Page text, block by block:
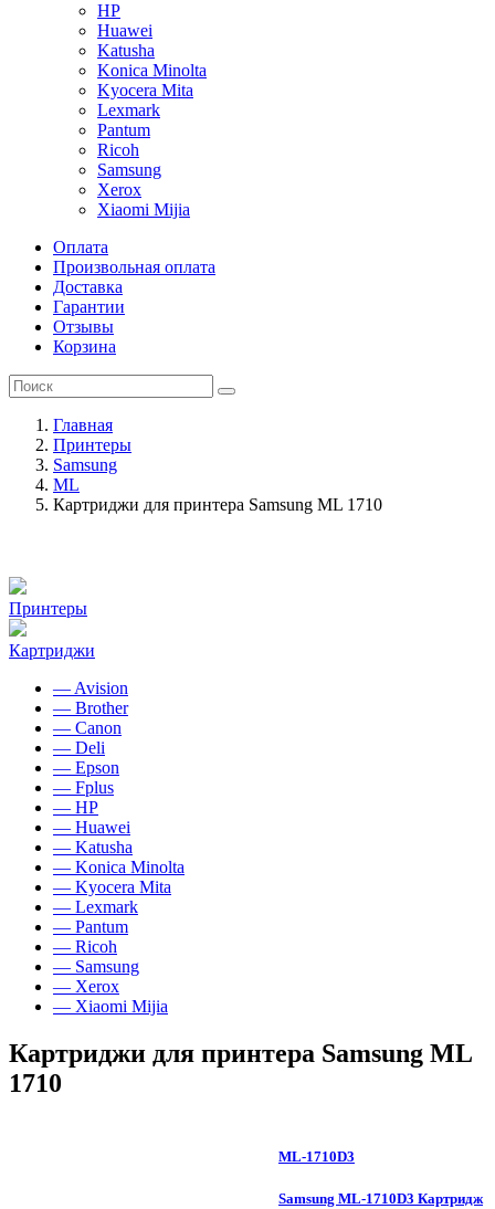
HP
Huawei
Katusha
Konica Minolta
Kyocera Mita
Lexmark
Pantum
Ricoh
Samsung
Xerox
Xiaomi Mijia
Оплата
Произвольная оплата
Доставка
Гарантии
Отзывы
Корзина
Главная
Принтеры
Samsung
ML
Картриджи для принтера Samsung ML 1710
Принтеры
Картриджи
— Avision
— Brother
— Canon
— Deli
— Epson
— Fplus
— HP
— Huawei
— Katusha
— Konica Minolta
— Kyocera Mita
— Lexmark
— Pantum
— Ricoh
— Samsung
— Xerox
— Xiaomi Mijia
Картриджи для принтера Samsung ML
1710
ML-1710D3
Samsung ML-1710D3 Картридж